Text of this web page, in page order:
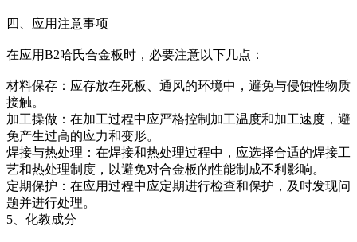
四、应用注意事项
在应用B2哈氏合金板时，必要注意以下几点：
材料保存：应存放在死板、通风的环境中，避免与侵蚀性物质
接触。
加工操做：在加工过程中应严格控制加工温度和加工速度，避
免产生过高的应力和变形。
焊接与热处理：在焊接和热处理过程中，应选择合适的焊接工
艺和热处理制度，以避免对合金板的性能制成不利影响。
定期保护：在应用过程中应定期进行检查和保护，及时发现问
题并进行处理。
5、化教成分